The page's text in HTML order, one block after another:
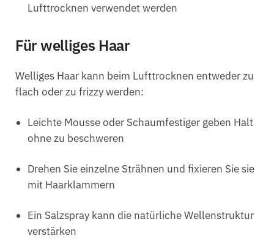
Lufttrocknen verwendet werden
Für welliges Haar
Welliges Haar kann beim Lufttrocknen entweder zu
flach oder zu frizzy werden:
Leichte Mousse oder Schaumfestiger geben Halt
ohne zu beschweren
Drehen Sie einzelne Strähnen und fixieren Sie sie
mit Haarklammern
Ein Salzspray kann die natürliche Wellenstruktur
verstärken